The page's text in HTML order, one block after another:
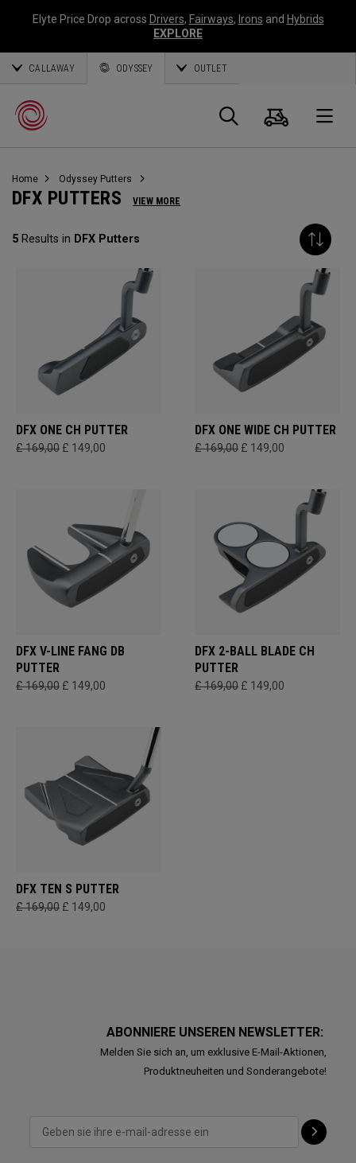
Elyte Price Drop across Drivers, Fairways, Irons and Hybrids
EXPLORE
CALLAWAY ODYSSEY OUTLET
Callaway
Golf
Suche
Home Odyssey Putters
DFX PUTTERS VIEW MORE
5 Results in DFX Putters
DFX ONE CH PUTTER
£ 169,00 £ 149,00
DFX ONE WIDE CH PUTTER
£ 169,00 £ 149,00
DFX V-LINE FANG DB
PUTTER
£ 169,00 £ 149,00
DFX 2-BALL BLADE CH
PUTTER
£ 169,00 £ 149,00
DFX TEN S PUTTER
£ 169,00 £ 149,00
ABONNIERE UNSEREN NEWSLETTER:
Melden Sie sich an, um exklusive E-Mail-Aktionen,
Produktneuheiten und Sonderangebote!